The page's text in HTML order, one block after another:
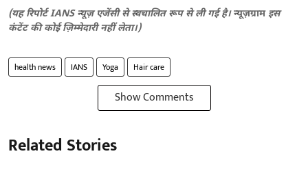
(यह रिपोर्ट IANS न्यूज़ एजेंसी से स्वचालित रूप से ली गई है।न्यूज़ग्राम इस
कंटेंट की कोई ज़िम्मेदारी नहीं लेता।)
health news IANS Yoga Hair care
Show Comments
Related Stories